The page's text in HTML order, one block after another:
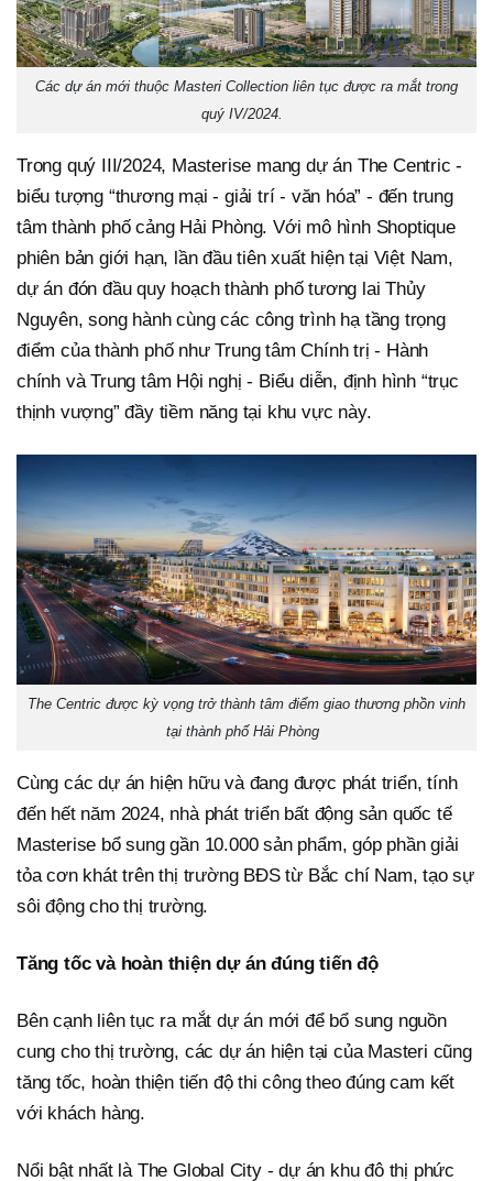
Các dự án mới thuộc Masteri Collection liên tục được ra mắt trong
quý IV/2024.
Trong quý III/2024, Masterise mang dự án The Centric -
biểu tượng “thương mại - giải trí - văn hóa” - đến trung
tâm thành phố cảng Hải Phòng. Với mô hình Shoptique
phiên bản giới hạn, lần đầu tiên xuất hiện tại Việt Nam,
dự án đón đầu quy hoạch thành phố tương lai Thủy
Nguyên, song hành cùng các công trình hạ tầng trọng
điểm của thành phố như Trung tâm Chính trị - Hành
chính và Trung tâm Hội nghị - Biểu diễn, định hình “trục
thịnh vượng” đầy tiềm năng tại khu vực này.
The Centric được kỳ vọng trở thành tâm điểm giao thương phồn vinh
tại thành phố Hải Phòng
Cùng các dự án hiện hữu và đang được phát triển, tính
đến hết năm 2024, nhà phát triển bất động sản quốc tế
Masterise bổ sung gần 10.000 sản phẩm, góp phần giải
tỏa cơn khát trên thị trường BĐS từ Bắc chí Nam, tạo sự
sôi động cho thị trường.
Tăng tốc và hoàn thiện dự án đúng tiến độ
Bên cạnh liên tục ra mắt dự án mới để bổ sung nguồn
cung cho thị trường, các dự án hiện tại của Masteri cũng
tăng tốc, hoàn thiện tiến độ thi công theo đúng cam kết
với khách hàng.
Nổi bật nhất là The Global City - dự án khu đô thị phức